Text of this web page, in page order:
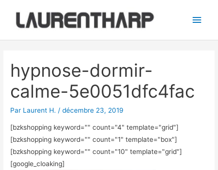
contenu
hypnose-dormir-
calme-5e0051dfc4fac
Par Laurent H. /décembre 23, 2019
[bzkshopping keyword="" count="4" template="grid"]
[bzkshopping keyword="" count="1" template="box"]
[bzkshopping keyword="" count="10" template="grid"]
[google_cloaking]
articles